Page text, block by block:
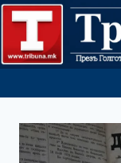
Skip
content